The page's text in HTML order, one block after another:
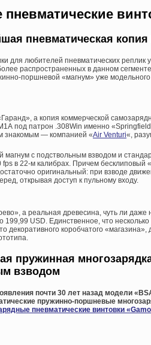
пневматическая
для любителей пневматических реплик
распространенных в данном сегменте
поршневой «магнум» уже модельного
а копия коммерческой
под патрон .308Win именно
знакомым — компанией «Air Venturi«,
с подствольным взводом и
в 22-м калибрах. Причем бесклиповый
оригинальный: при взводе
открывая доступ к пульному входу.
а реальная древесина, чуть ли даже
USD. Единственное, что несколько
декоративного коробчатого «магазина»,
пружинная
взводом
почти 30 лет назад модели
пружинно-поршневые
пневматические винтовки